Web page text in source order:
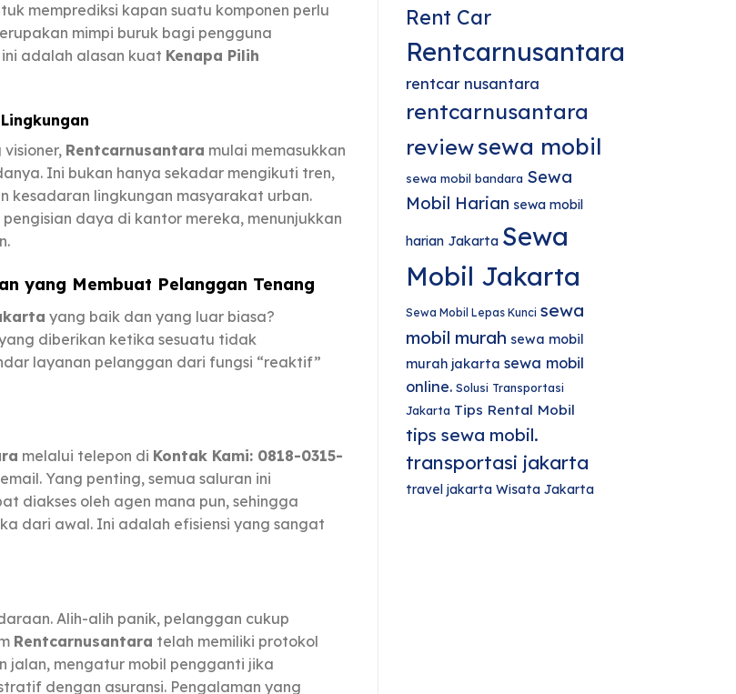
memprediksi kapan suatu komponen perlu
mimpi buruk bagi pengguna
adalah alasan kuat Kenapa Pilih
Rentcarnusantara mulai memasukkan
Ini bukan hanya sekadar mengikuti tren,
kesadaran lingkungan masyarakat urban.
daya di kantor mereka, menunjukkan
yang Membuat Pelanggan Tenang
yang baik dan yang luar biasa?
diberikan ketika sesuatu tidak
layanan pelanggan dari fungsi “reaktif”
melalui telepon di Kontak Kami: 0818-0315-
Yang penting, semua saluran ini
diakses oleh agen mana pun, sehingga
dari awal. Ini adalah efisiensi yang sangat
Alih-alih panik, pelanggan cukup
Rentcarnusantara telah memiliki protokol
jalan, mengatur mobil pengganti jika
dengan asuransi. Pengalaman yang
Rent Car
Rentcarnusantara
rentcar nusantara
rentcarnusantara
reviewsewa mobil
sewa mobil bandara Sewa
Mobil Harian sewa mobil
harian Jakarta Sewa
Mobil Jakarta
Sewa Mobil Lepas Kunci sewa
mobil murah sewa mobil
murah jakarta sewa mobil
online. Solusi Transportasi
Jakarta Tips Rental Mobil
tips sewa mobil.
transportasi jakarta
travel jakarta Wisata Jakarta